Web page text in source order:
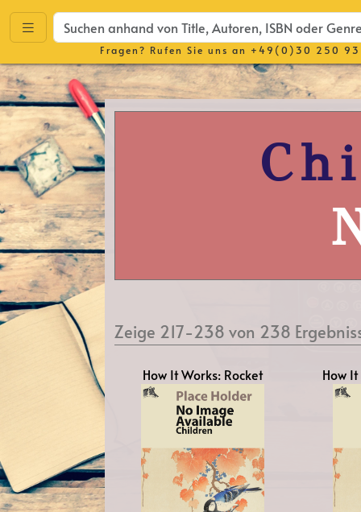
Fragen? Rufen Sie uns an +49(0)30 250
Zeige 217-238 von 238
How It Works: Rocket How